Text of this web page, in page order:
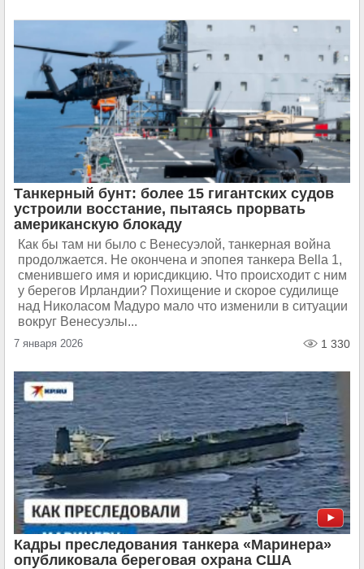
Танкерный бунт: более 15 гигантских судов
устроили восстание, пытаясь прорвать
американскую блокаду
Как бы там ни было с Венесуэлой, танкерная война
продолжается. Не окончена и эпопея танкера Bella 1,
сменившего имя и юрисдикцию. Что происходит с ним
у берегов Ирландии? Похищение и скорое судилище
над Николасом Мадуро мало что изменили в ситуации
вокруг Венесуэлы...
7 января 2026 1 330
Кадры преследования танкера «Маринера»
опубликовала береговая охрана США